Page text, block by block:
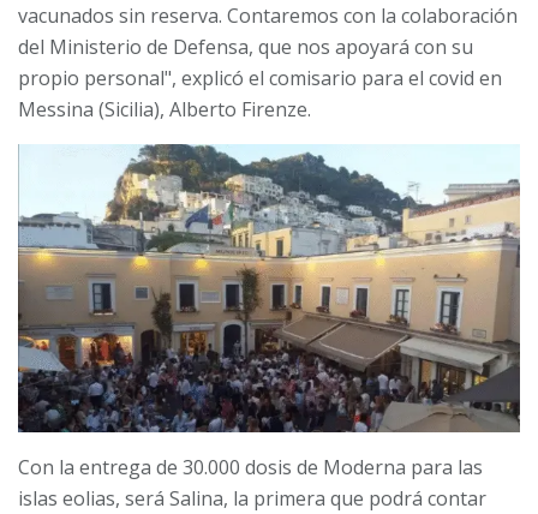
vacunados sin reserva. Contaremos con la colaboración
del Ministerio de Defensa, que nos apoyará con su
propio personal", explicó el comisario para el covid en
Messina (Sicilia), Alberto Firenze.
Con la entrega de 30.000 dosis de Moderna para las
islas eolias, será Salina, la primera que podrá contar